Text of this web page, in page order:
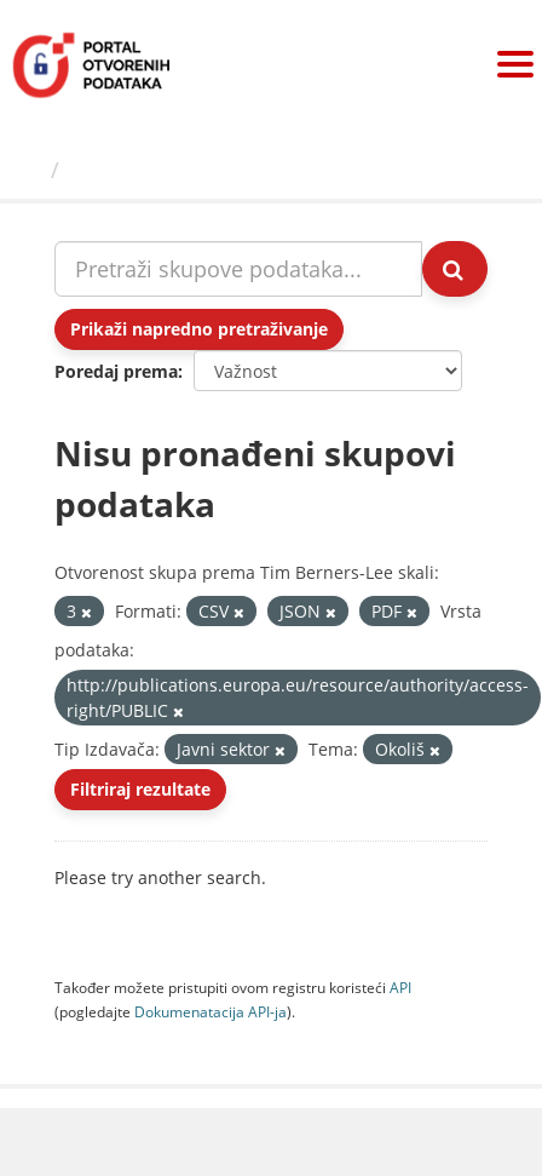
sadržaj
Prikaži napredno pretraživanje
Poredaj prema
Nisu pronađeni skupovi
podataka
Otvorenost skupa prema Tim Berners-Lee skali:
3
Formati: CSV JSON PDF
Vrsta
podataka:
http://publications.europa.eu/resource/authority/access-
right/PUBLIC
Tip Izdavača:
Javni sektor Tema:
Okoliš
Filtriraj rezultate
Please try another search.
Također možete pristupiti ovom registru koristeći API
(pogledajte Dokumenаtаcijа API-jа).